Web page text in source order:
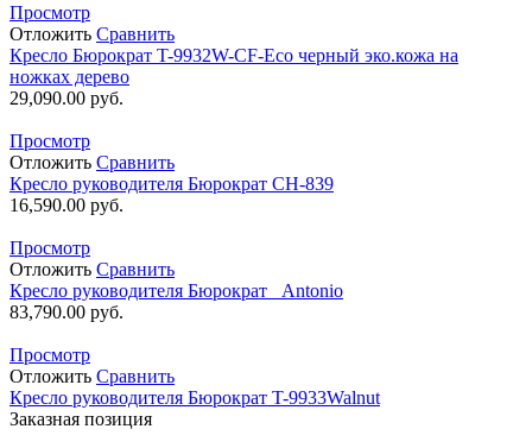
Просмотр
Отложить Сравнить
Кресло Бюрократ T-9932W-CF-Eco черный эко.кожа на
ножках дерево
29,090.00 руб.
Просмотр
Отложить Сравнить
Кресло руководителя Бюрократ CH-839
16,590.00 руб.
Просмотр
Отложить Сравнить
Кресло руководителя Бюрократ _Antonio
83,790.00 руб.
Просмотр
Отложить Сравнить
Кресло руководителя Бюрократ T-9933Walnut
Заказная позиция